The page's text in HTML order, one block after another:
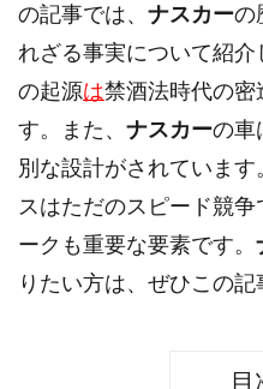
の記事では、 ナスカーの
れざる事実について紹介
の起源は禁酒法時代の密
す。また、 ナスカーの車
別な設計がされています
スはただのスピード競争
ークも重要な要素です。
りたい方は、ぜひこの記
目